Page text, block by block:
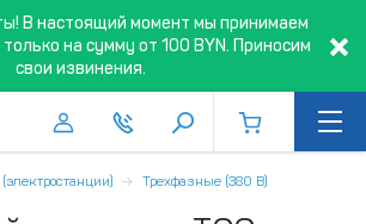
В настоящий момент мы принимаем
на сумму от 100 BYN. Приносим
свои извинения.
Трехфазные (380 В)